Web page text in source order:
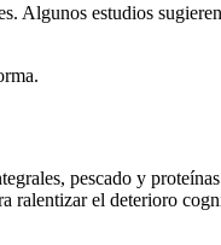
Algunos estudios
pescado y
ralentizar el deterioro